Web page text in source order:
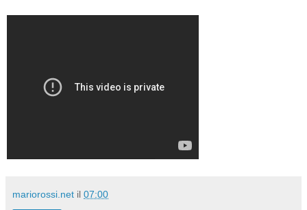
mariorossi.net il 07:00